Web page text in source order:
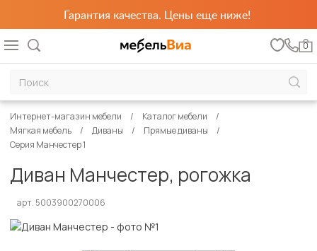
Гарантия качества. Цены еще ниже!
0
Интернет-магазин мебели
Каталог мебели
Мягкая мебель
Диваны
Прямые диваны
Серия Манчестер 1
Диван Манчестер, рогожка
арт. 5003900270006